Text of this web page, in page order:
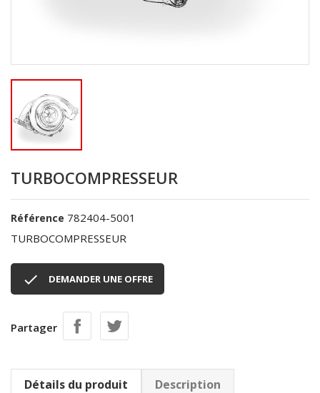
TURBOCOMPRESSEUR
Référence 782404-5001
TURBOCOMPRESSEUR
 DEMANDER UNE OFFRE
Partager
Détails du produit Description